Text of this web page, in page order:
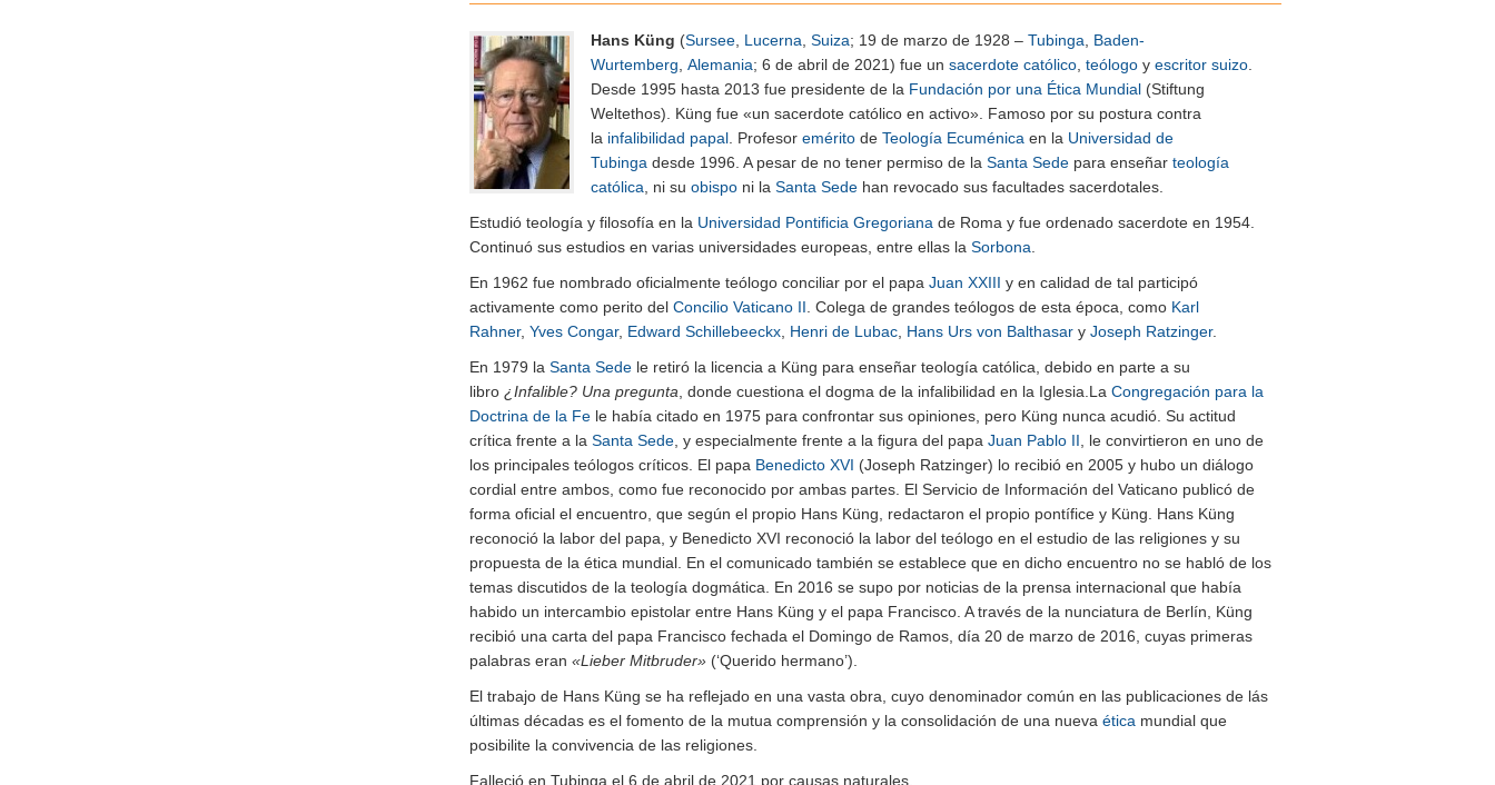
Hans Küng (Sursee, Lucerna, Suiza; 19 de marzo de 1928 – Tubinga, Baden-
Wurtemberg, Alemania; 6 de abril de 2021) ​ fue un sacerdote católico, teólogo y escritor suizo.
Desde 1995 hasta 2013 fue presidente de la Fundación por una Ética Mundial (Stiftung
Weltethos). Küng fue «un sacerdote católico en activo». ​ Famoso por su postura contra
la infalibilidad papal. Profesor emérito de Teología Ecuménica en la Universidad de
Tubinga desde 1996. A pesar de no tener permiso de la Santa Sede para enseñar teología
católica, ni su obispo ni la Santa Sede han revocado sus facultades sacerdotales.
Estudió teología y filosofía en la Universidad Pontificia Gregoriana de Roma y fue ordenado sacerdote en 1954.
Continuó sus estudios en varias universidades europeas, entre ellas la Sorbona.
En 1962 fue nombrado oficialmente teólogo conciliar por el papa Juan XXIII y en calidad de tal participó
activamente como perito del Concilio Vaticano II. Colega de grandes teólogos de esta época, como Karl
Rahner, Yves Congar, Edward Schillebeeckx, Henri de Lubac, Hans Urs von Balthasar y Joseph Ratzinger.
En 1979 la Santa Sede le retiró la licencia a Küng para enseñar teología católica, debido en parte a su
libro ¿Infalible? Una pregunta, donde cuestiona el dogma de la infalibilidad en la Iglesia.​La Congregación para la
Doctrina de la Fe le había citado en 1975 para confrontar sus opiniones, pero Küng nunca acudió. Su actitud
crítica frente a la Santa Sede, y especialmente frente a la figura del papa Juan Pablo II, le convirtieron en uno de
los principales teólogos críticos. El papa Benedicto XVI (Joseph Ratzinger) lo recibió en 2005 y hubo un diálogo
cordial entre ambos, como fue reconocido por ambas partes. El Servicio de Información del Vaticano publicó de
forma oficial el encuentro, que según el propio Hans Küng, redactaron el propio pontífice y Küng. Hans Küng
reconoció la labor del papa, y Benedicto XVI reconoció la labor del teólogo en el estudio de las religiones y su
propuesta de la ética mundial. En el comunicado también se establece que en dicho encuentro no se habló de los
temas discutidos de la teología dogmática. En 2016 se supo por noticias de la prensa internacional que había
habido un intercambio epistolar entre Hans Küng y el papa Francisco. A través de la nunciatura de Berlín, Küng
recibió una carta del papa Francisco fechada el Domingo de Ramos, día 20 de marzo de 2016, cuyas primeras
palabras eran «Lieber Mitbruder» (‘Querido hermano’).
El trabajo de Hans Küng se ha reflejado en una vasta obra, cuyo denominador común en las publicaciones de lás
últimas décadas es el fomento de la mutua comprensión y la consolidación de una nueva ética mundial que
posibilite la convivencia de las religiones.
Falleció en Tubinga el 6 de abril de 2021 por causas naturales.